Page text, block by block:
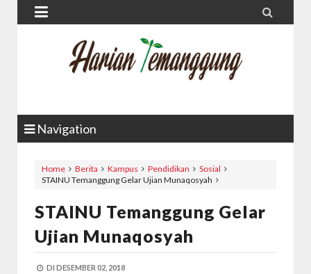
 
Navigation
Home Berita Kampus Pendidikan
Sosial
STAINU Temanggung Gelar Ujian Munaqosyah
STAINU Temanggung Gelar
Ujian Munaqosyah
DI DESEMBER 02, 2018